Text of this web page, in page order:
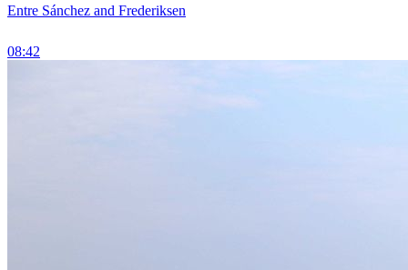
Entre Sánchez and Frederiksen
08:42